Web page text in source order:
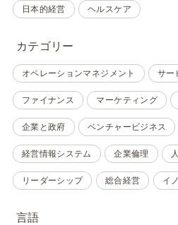
日本的経営 ヘルスケア
カテゴリー
オペレーションマネジメント サー
ファイナンス マーケティング
企業と政府 ベンチャービジネス
経営情報システム 企業倫理
リーダーシップ 総合経営 イ
言語